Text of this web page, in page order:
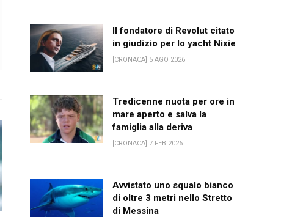
Il fondatore di Revolut citato
in giudizio per lo yacht Nixie
[CRONACA] 5 AGO 2026
Tredicenne nuota per ore in
mare aperto e salva la
famiglia alla deriva
[CRONACA] 7 FEB 2026
Avvistato uno squalo bianco
di oltre 3 metri nello Stretto
di Messina